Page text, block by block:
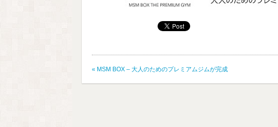
« MSM BOX – 大人のためのプレミアムジムが完成